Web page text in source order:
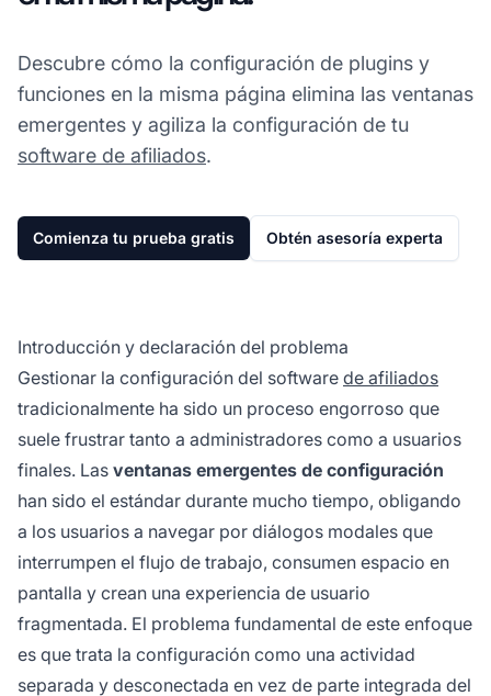
Descubre cómo la configuración de plugins y
funciones en la misma página elimina las ventanas
emergentes y agiliza la configuración de tu
software de afiliados.
Comienza tu prueba gratis Obtén asesoría experta
Introducción y declaración del problema
Gestionar la configuración del software de afiliados
tradicionalmente ha sido un proceso engorroso que
suele frustrar tanto a administradores como a usuarios
finales. Las ventanas emergentes de configuración
han sido el estándar durante mucho tiempo, obligando
a los usuarios a navegar por diálogos modales que
interrumpen el flujo de trabajo, consumen espacio en
pantalla y crean una experiencia de usuario
fragmentada. El problema fundamental de este enfoque
es que trata la configuración como una actividad
separada y desconectada en vez de parte integrada del